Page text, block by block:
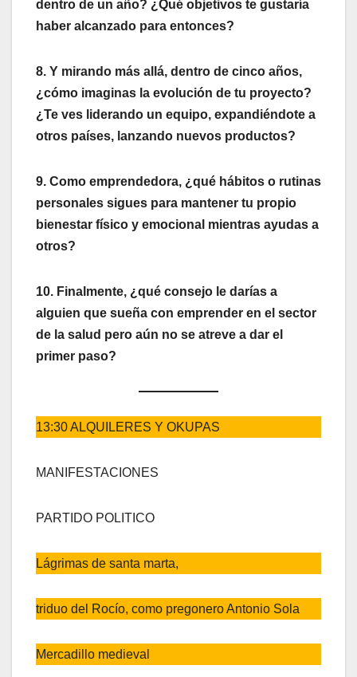
dentro de un año? ¿Qué objetivos te gustaría
haber alcanzado para entonces?
8. Y mirando más allá, dentro de cinco años,
¿cómo imaginas la evolución de tu proyecto?
¿Te ves liderando un equipo, expandiéndote a
otros países, lanzando nuevos productos?
9. Como emprendedora, ¿qué hábitos o rutinas
personales sigues para mantener tu propio
bienestar físico y emocional mientras ayudas a
otros?
10. Finalmente, ¿qué consejo le darías a
alguien que sueña con emprender en el sector
de la salud pero aún no se atreve a dar el
primer paso?
13:30 ALQUILERES Y OKUPAS
MANIFESTACIONES
PARTIDO POLITICO
Lágrimas de santa marta,
triduo del Rocío, como pregonero Antonio Sola
Mercadillo medieval